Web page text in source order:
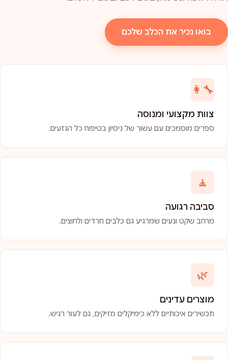
בואו נכיר את הכלב שלכם
👩‍🔧
צוות מקצועי ומנוסה
ספרים מוסמכים עם עשור של ניסיון בטיפוח כל הגזעים.
🧘
סביבה רגועה
מרחב שקט ונעים שמרגיע גם כלבים חרדים ולחוצים.
🌿
מוצרים עדינים
תכשירים איכותיים ללא כימיקלים מזיקים, גם לעור רגיש.